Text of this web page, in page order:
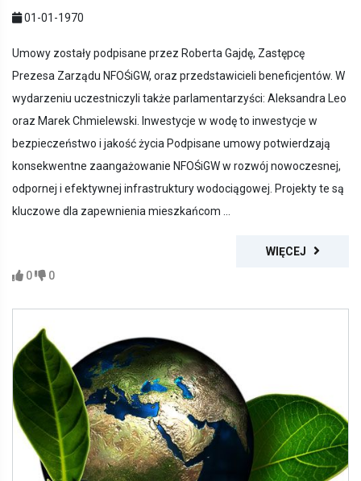
01-01-1970
Umowy zostały podpisane przez Roberta Gajdę, Zastępcę
Prezesa Zarządu NFOŚiGW, oraz przedstawicieli beneficjentów. W
wydarzeniu uczestniczyli także parlamentarzyści: Aleksandra Leo
oraz Marek Chmielewski. Inwestycje w wodę to inwestycje w
bezpieczeństwo i jakość życia Podpisane umowy potwierdzają
konsekwentne zaangażowanie NFOŚiGW w rozwój nowoczesnej,
odpornej i efektywnej infrastruktury wodociągowej. Projekty te są
kluczowe dla zapewnienia mieszkańcom ...
WIĘCEJ
0
0